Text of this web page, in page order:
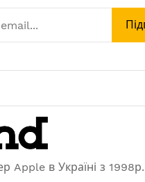
Apple в Україні з 1998р.